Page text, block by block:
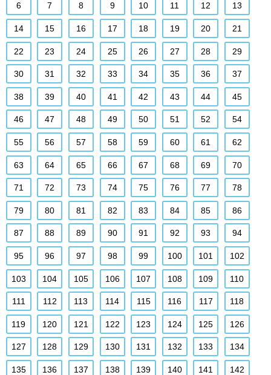
6 7 8 9 10 11 12 13
14 15 16 17 18 19 20 21
22 23 24 25 26 27 28 29
30 31 32 33 34 35 36 37
38 39 40 41 42 43 44 45
46 47 48 49 50 51 52 54
55 56 57 58 59 60 61 62
63 64 65 66 67 68 69 70
71 72 73 74 75 76 77 78
79 80 81 82 83 84 85 86
87 88 89 90 91 92 93 94
95 96 97 98 99 100 101 102
103 104 105 106 107 108 109 110
111 112 113 114 115 116 117 118
119 120 121 122 123 124 125 126
127 128 129 130 131 132 133 134
135 136 137 138 139 140 141 142